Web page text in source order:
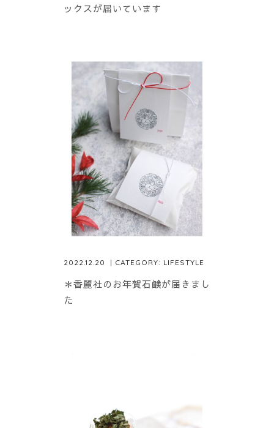
ックスが届いています
2022.12.20 | CATEGORY: LIFESTYLE
＊香麗社のお年賀石鹸が届きまし
た